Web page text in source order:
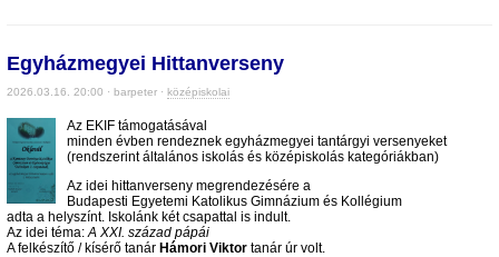
Egyházmegyei Hittanverseny
2026.03.16. 20:00 · barpeter · középiskolai
Az EKIF támogatásával
minden évben rendeznek egyházmegyei tantárgyi versenyeket
(rendszerint általános iskolás és középiskolás kategóriákban)
Az idei hittanverseny megrendezésére a
Budapesti Egyetemi Katolikus Gimnázium és Kollégium
adta a helyszínt. Iskolánk két csapattal is indult.
Az idei téma:A XXI. század pápái
A felkészítő / kísérő tanár Hámori Viktor tanár úr volt.